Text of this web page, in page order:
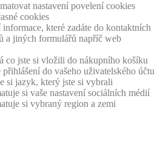
nastavení povelení cookies
cookies
které zadáte do kontaktních
a jiných formulářů napříč web
co jste si vložili do nákupního košíku
do vašeho uživatelského účtu
si jazyk, který jste si vybrali
si vaše nastavení sociálních médií
si vybraný region a zemi